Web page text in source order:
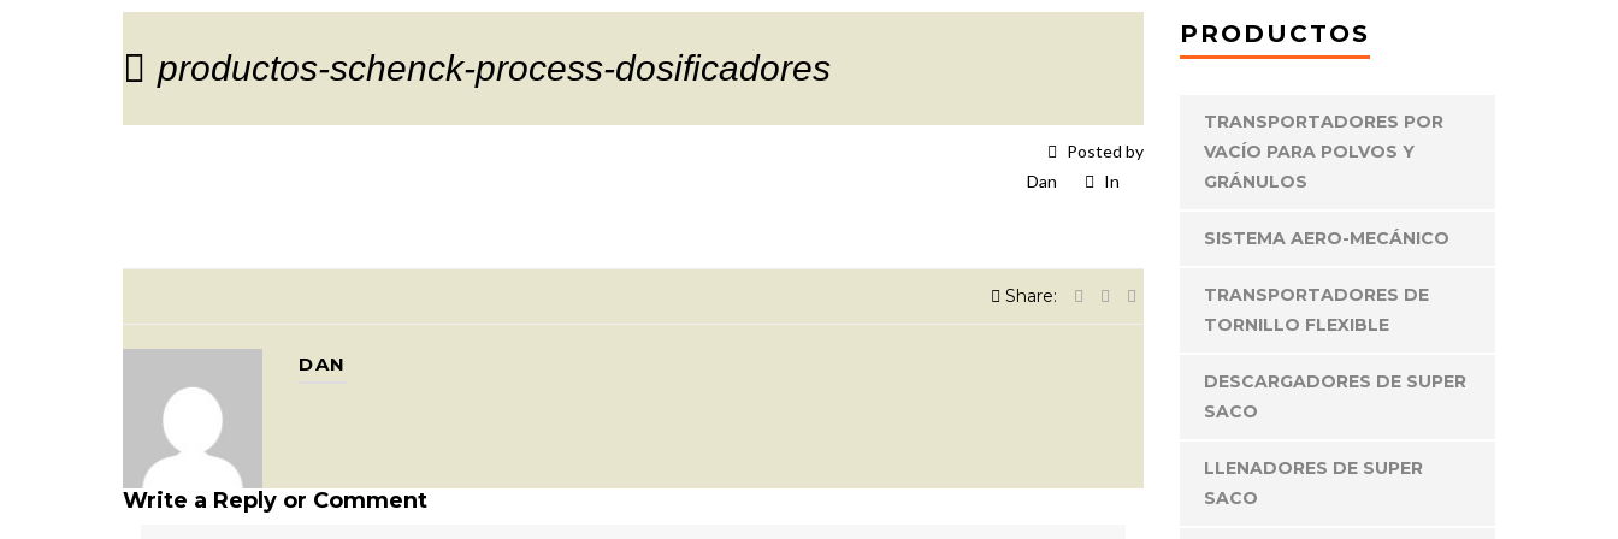
productos-schenck-process-dosificadores
Posted by
Dan
In
Share:
DAN
Write a Reply or Comment
PRODUCTOS
TRANSPORTADORES POR
VACÍO PARA POLVOS Y
GRÁNULOS
SISTEMA AERO-MECÁNICO
TRANSPORTADORES DE
TORNILLO FLEXIBLE
DESCARGADORES DE SUPER
SACO
LLENADORES DE SUPER
SACO